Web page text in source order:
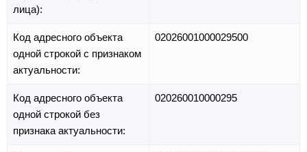
лица):
Код адресного объекта
одной строкой с признаком
актуальности:
02026001000029500
Код адресного объекта
одной строкой без
признака актуальности:
020260010000295